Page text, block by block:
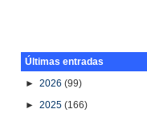
Últimas entradas
►2026(99)
►2025(166)